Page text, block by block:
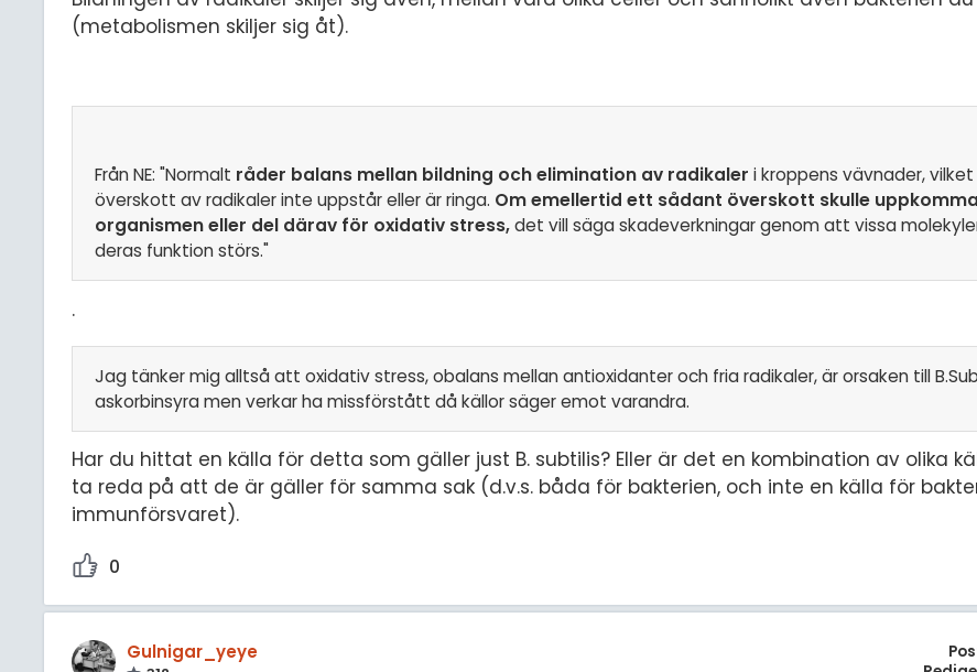
(metabolismen skiljer sig åt).
Från NE: "Normalt råder balans mellan bildning och elimination av radikaler i kroppens vävnader,
överskott av radikaler inte uppstår eller är ringa. Om emellertid ett sådant överskott skulle
organismen eller del därav för oxidativ stress,det vill säga skadeverkningar genom att vissa
deras funktion störs."
.
Jag tänker mig alltså att oxidativ stress, obalans mellan antioxidanter och fria radikaler, är orsaken till
askorbinsyra men verkar ha missförstått då källor säger emot varandra.
Har du hittat en källa för detta som gäller just B. subtilis? Eller är det en kombination av olika
ta reda på att de är gäller för samma sak (d.v.s. båda för bakterien, och inte en källa för
immunförsvaret).
0
Gulnigar_yeye